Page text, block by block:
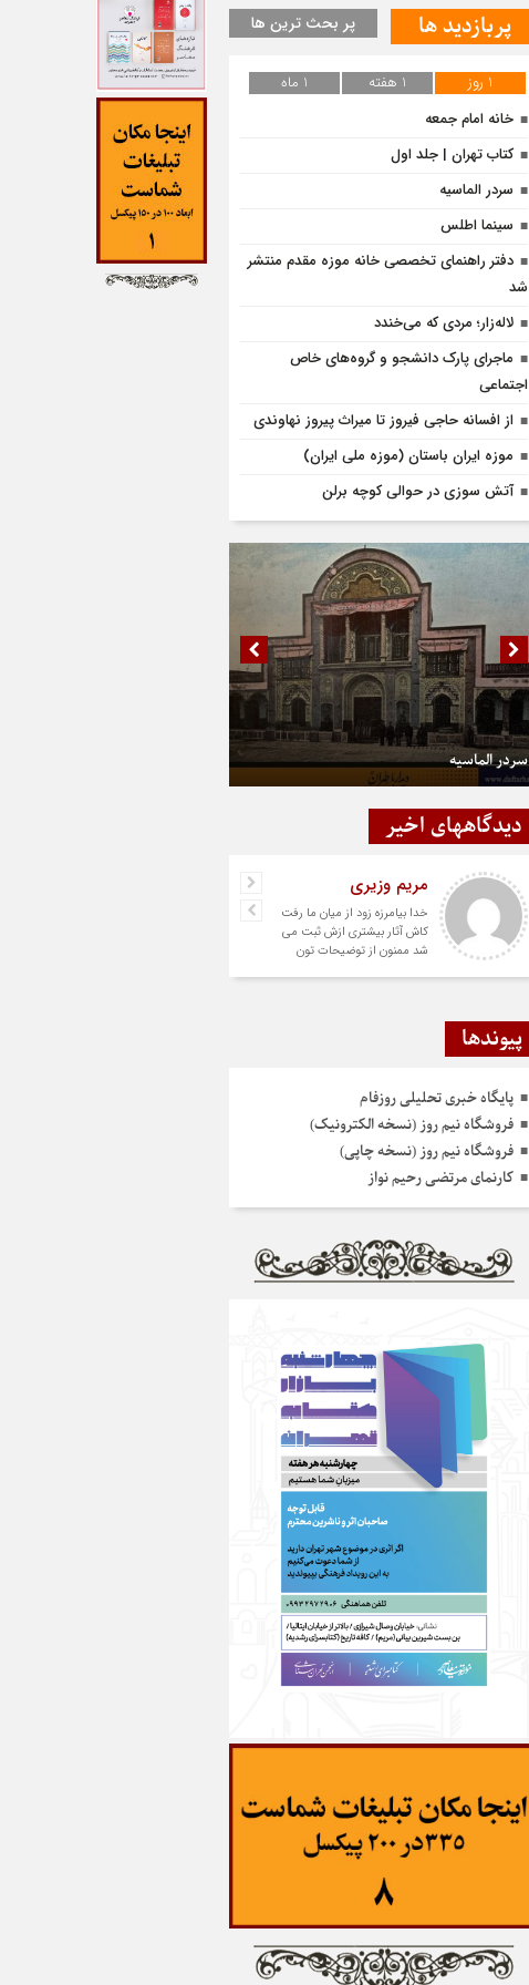
پربازدید ها پر بحث ترین ها
1 روز 1 هفته
1 ماه
خانه امام جمعه
کتاب تهران | جلد اول
سردر الماسیه
سینما اطلس
دفتر راهنمای تخصصی خانه موزه مقدم منتشر
شد
لاله‌زار؛ مردی که می‌خندد
ماجرای پارک دانشجو و گروه‌های خاص
اجتماعی
از افسانه حاجی فیروز تا میراث پیروز نهاوندی
موزه ایران باستان (موزه ملی ایران)
آتش سوزی در حوالی کوچه برلن
سردر الماسیه
دیدگاههای اخیر
مریم وزیری
خدا بیامرزه زود از میان ما رفت
کاش آثار بیشتری ازش ثبت می
شد ممنون از توضیحات تون
پیوندها
پایگاه خبری تحلیلی روزفام
فروشگاه نیم روز (نسخه الکترونیک)
فروشگاه نیم روز (نسخه چاپی)
کارنمای مرتضی رحیم نواز